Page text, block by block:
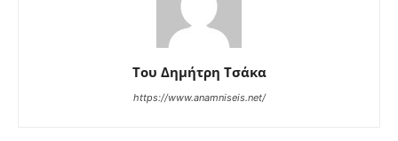
Του Δημήτρη Τσάκα
https://www.anamniseis.net/